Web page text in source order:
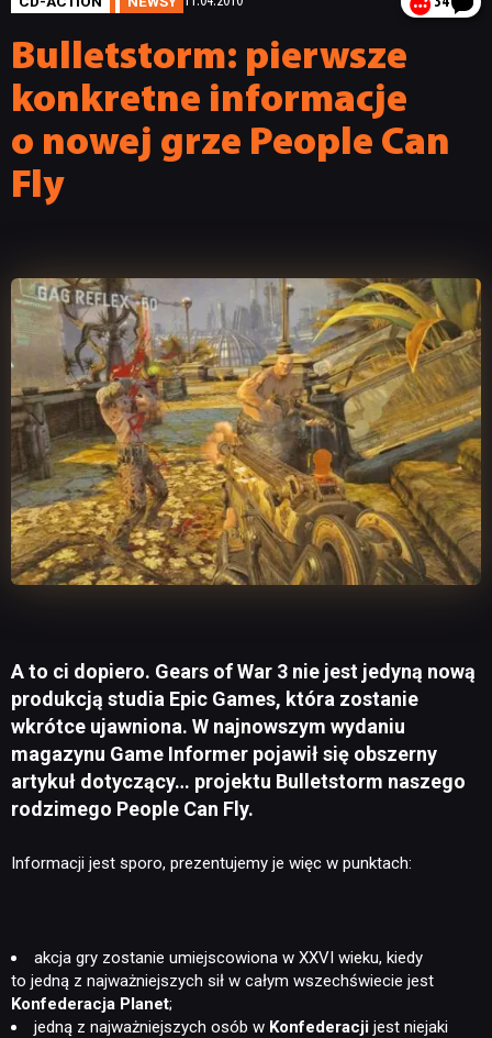
Bulletstorm: pierwsze
konkretne informacje
o nowej grze People Can
Fly
A to ci dopiero. Gears of War 3 nie jest jedyną nową
produkcją studia Epic Games, która zostanie
wkrótce ujawniona. W najnowszym wydaniu
magazynu Game Informer pojawił się obszerny
artykuł dotyczący… projektu Bulletstorm naszego
rodzimego People Can Fly.
Informacji jest sporo, prezentujemy je więc w punktach:
akcja gry zostanie umiejscowiona w XXVI wieku, kiedy
to jedną z najważniejszych sił w całym wszechświecie jest
Konfederacja Planet;
jedną z najważniejszych osób w Konfederacji jest niejaki